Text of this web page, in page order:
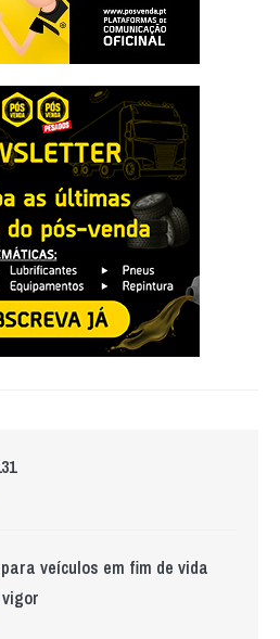
veículos em fim de vida